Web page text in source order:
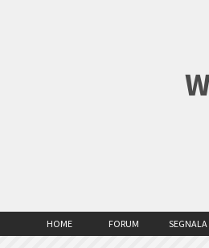
HOME FORUM SEGNALA